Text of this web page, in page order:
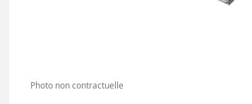
Photo non contractuelle